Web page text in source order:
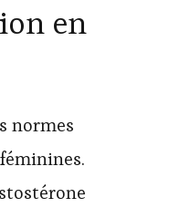
en
normes